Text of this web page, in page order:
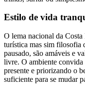
Estilo de vida
O lema nacional da
turística mas sim filosofia
pausado, são amáveis e
livre. O ambiente convida
presente e priorizando o
suficiente para se mudar